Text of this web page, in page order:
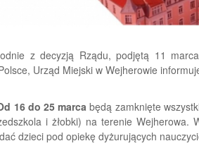
z decyzją Rządu, podjętą 11
Urząd Miejski w Wejherowie
d 16 do 25 marca będą zamknięte
i żłobki) na terenie
dzieci pod opiekę dyżurujących